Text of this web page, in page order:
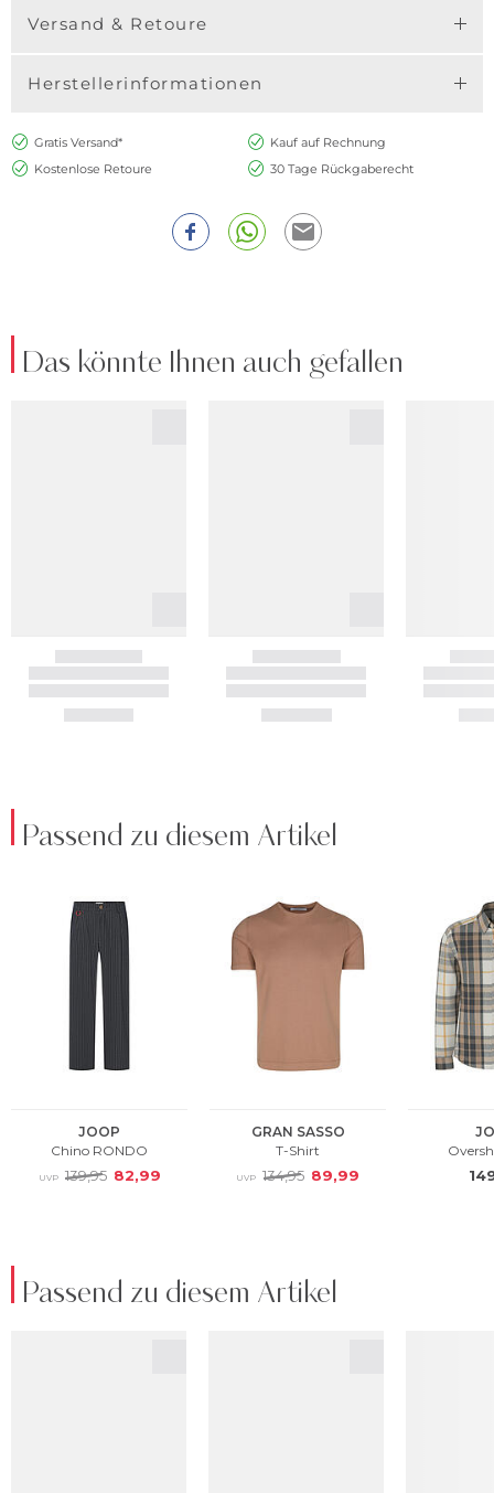
Versand & Retoure
Herstellerinformationen
Gratis Versand*
Kauf auf Rechnung
Kostenlose Retoure
30 Tage Rückgaberecht
Das könnte Ihnen auch gefallen
Passend zu diesem Artikel
Passend zu diesem Artikel